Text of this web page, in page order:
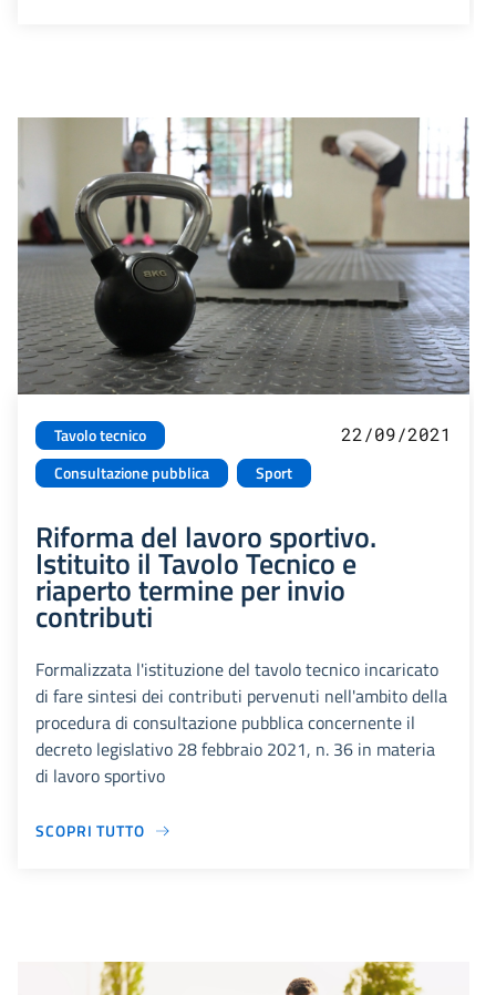
Tavolo tecnico
Consultazione pubblica
Sport
22/09/2021
Riforma del lavoro sportivo.
Istituito il Tavolo Tecnico e
riaperto termine per invio
contributi
Formalizzata l'istituzione del tavolo tecnico incaricato
di fare sintesi dei contributi pervenuti nell'ambito della
procedura di consultazione pubblica concernente il
decreto legislativo 28 febbraio 2021, n. 36 in materia
di lavoro sportivo
SCOPRI TUTTO